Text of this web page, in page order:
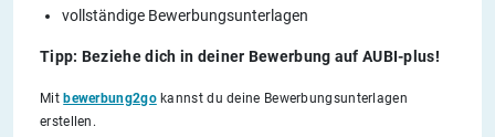
vollständige Bewerbungsunterlagen
Tipp: Beziehe dich in deiner Bewerbung auf AUBI-plus!
Mitbewerbung2gokannst du deine Bewerbungsunterlagen
erstellen.